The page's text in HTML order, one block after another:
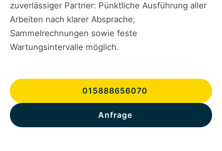
zuverlässiger Partner: Pünktliche Ausführung aller
Arbeiten nach klarer Absprache;
Sammelrechnungen sowie feste
Wartungsintervalle möglich.
015888656070
Anfrage